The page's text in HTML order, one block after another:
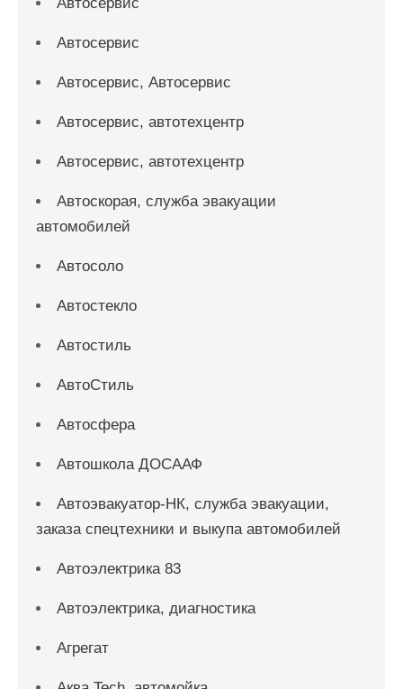
Автосервис
Автосервис, Автосервис
Автосервис, автотехцентр
Автосервис, автотехцентр
Автоскорая, служба эвакуации
автомобилей
Автосоло
Автостекло
Автостиль
АвтоСтиль
Автосфера
Автошкола ДОСААФ
Автоэвакуатор-НК, служба эвакуации,
заказа спецтехники и выкупа автомобилей
Автоэлектрика 83
Автоэлектрика, диагностика
Агрегат